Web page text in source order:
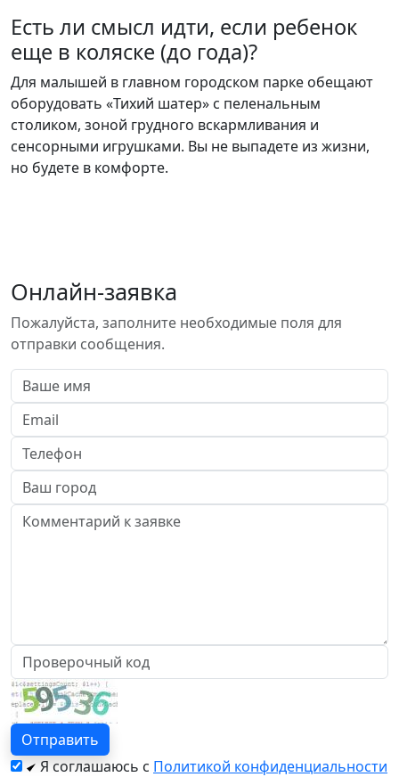
Есть ли смысл идти, если ребенок
еще в коляске (до года)?
Для малышей в главном городском парке обещают
оборудовать «Тихий шатер» с пеленальным
столиком, зоной грудного вскармливания и
сенсорными игрушками. Вы не выпадете из жизни,
но будете в комфорте.
Онлайн-заявка
Пожалуйста, заполните необходимые поля для
отправки сообщения.
Я соглашаюсь с Политикой конфиденциальности